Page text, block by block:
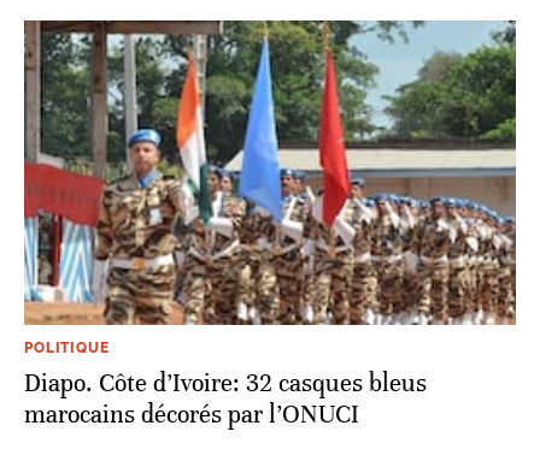
POLITIQUE
Diapo. Côte d’Ivoire: 32 casques bleus
marocains décorés par l’ONUCI